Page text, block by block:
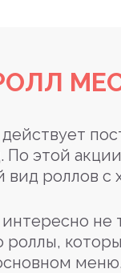
По этой
вид роллов с
не
меню.